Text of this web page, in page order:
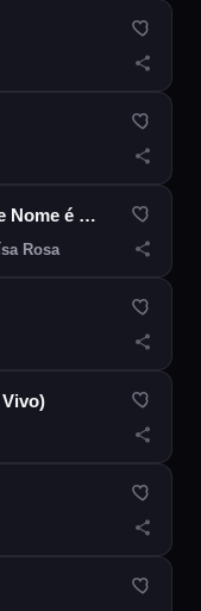
Oh Quão Lindo esse Nome é (Live Session)
Rosa